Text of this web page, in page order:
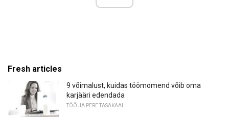
Fresh articles
9 võimalust, kuidas töömomend võib oma
karjääri edendada
TÖÖ JA PERE TASAKAAL